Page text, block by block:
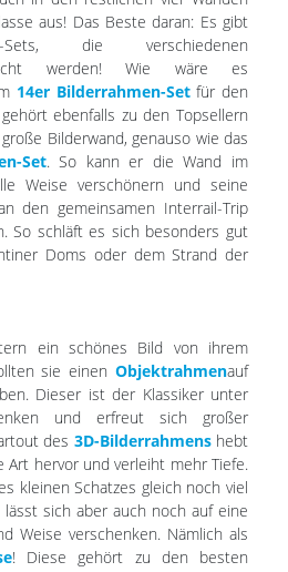
aus! Das Beste daran: Es gibt
Sets, die verschiedenen
werden! Wie wäre es
14er Bilderrahmen-Setfür den
ebenfalls zu den Topsellern
Bilderwand, genauso wie das
Set. So kann er die Wand im
Weise verschönern und seine
den gemeinsamen Interrail-Trip
So schläft es sich besonders gut
Doms oder dem Strand der
ein schönes Bild von ihrem
sie einen Objektrahmenauf
Dieser ist der Klassiker unter
und erfreut sich großer
des 3D-Bilderrahmenshebt
Art hervor und verleiht mehr Tiefe.
kleinen Schatzes gleich noch viel
sich aber auch noch auf eine
Weise verschenken. Nämlich als
! Diese gehört zu den besten